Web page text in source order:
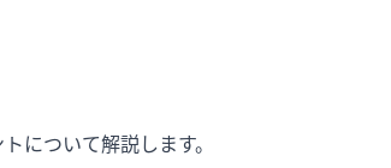
について解説します。